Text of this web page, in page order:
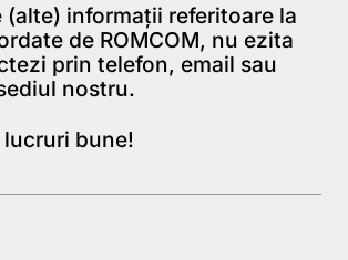
(alte) informaţii referitoare la
de ROMCOM, nu ezita
prin telefon, email sau
nostru.
bune!